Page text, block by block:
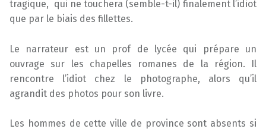
tragique, qui ne touchera (semble-t-il) finalement l’idiot
que par le biais des fillettes.
Le narrateur est un prof de lycée qui prépare un
ouvrage sur les chapelles romanes de la région. Il
rencontre l’idiot chez le photographe, alors qu’il
agrandit des photos pour son livre.
Les hommes de cette ville de province sont absents si